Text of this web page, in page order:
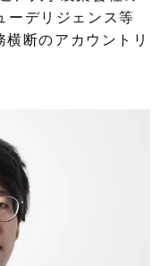
ーデリジェンス等
断のアカウントリ